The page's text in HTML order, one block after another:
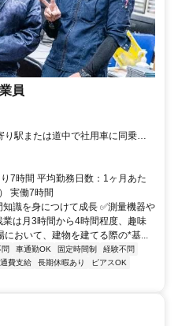
員
駅または道中で社用車に同乗す
7時間 平均勤務日数：1ヶ月あた
実働7時間
識を身につけて成長 ✅️測量機器や
は月3時間から4時間程度、趣味
おいて、建物を建てる際の*基...
車通勤OK 固定時間制
経験不問
費支給 長期休暇あり
ピアスOK